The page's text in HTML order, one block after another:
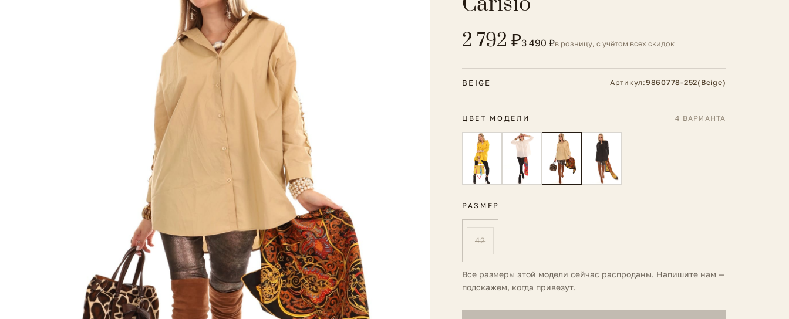
2 792 ₽3 490 ₽в розницу, с учётом всех скидок
BEIGE Артикул:9860778-252(Beige)
ЦВЕТ МОДЕЛИ 4 ВАРИАНТА
РАЗМЕР
42
Все размеры этой модели сейчас распроданы. Напишите нам —
подскажем, когда привезут.